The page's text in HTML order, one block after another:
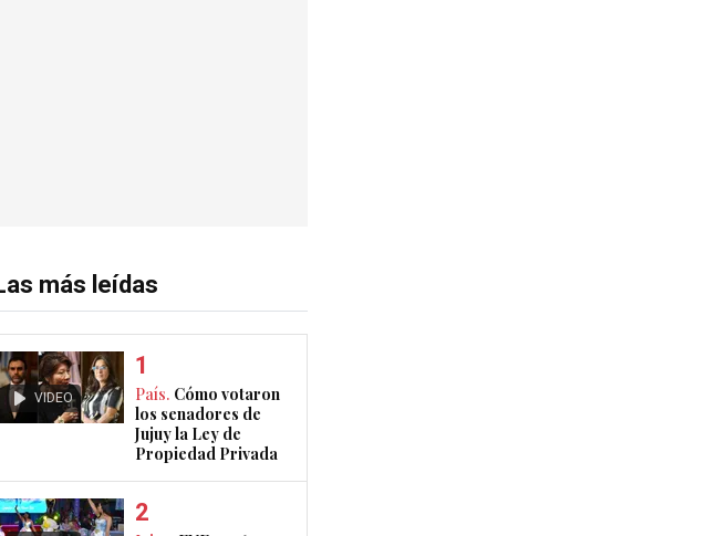
más leídas
VIDEO País. Cómo votaron
los senadores de
Jujuy la Ley de
Propiedad Privada